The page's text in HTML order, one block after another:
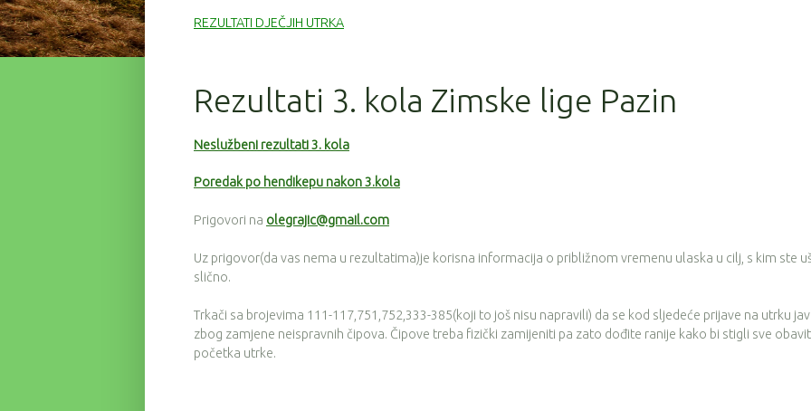
REZULTATI DJEČJIH UTRKA
Rezultati 3. kola Zimske lige Pazin
Neslužbeni rezultati 3. kola
Poredak po hendikepu nakon 3.kola
Prigovori na olegrajic@gmail.com
Uz prigovor(da vas nema u rezultatima)je korisna informacija o približnom vremenu ulaska u cilj, s kim ste
slično.
Trkači sa brojevima 111-117,751,752,333-385(koji to još nisu napravili) da se kod sljedeće prijave na utrku
zbog zamjene neispravnih čipova. Čipove treba fizički zamijeniti pa zato dođite ranije kako bi stigli sve
početka utrke.